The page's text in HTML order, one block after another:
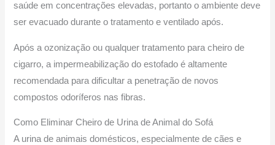
saúde em concentrações elevadas, portanto o ambiente deve
ser evacuado durante o tratamento e ventilado após.
Após a ozonização ou qualquer tratamento para cheiro de
cigarro, a impermeabilização do estofado é altamente
recomendada para dificultar a penetração de novos
compostos odoríferos nas fibras.
Como Eliminar Cheiro de Urina de Animal do Sofá
A urina de animais domésticos, especialmente de cães e